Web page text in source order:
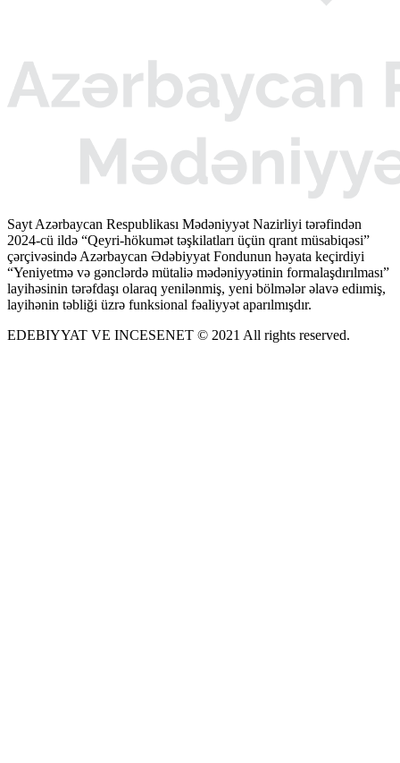
Sayt Azərbaycan Respublikası Mədəniyyət Nazirliyi tərəfindən
2024-cü ildə “Qeyri-hökumət təşkilatları üçün qrant müsabiqəsi”
çərçivəsində Azərbaycan Ədəbiyyat Fondunun həyata keçirdiyi
“Yeniyetmə və gənclərdə mütaliə mədəniyyətinin formalaşdırılması”
layihəsinin tərəfdaşı olaraq yenilənmiş, yeni bölmələr əlavə ediımiş,
layihənin təbliği üzrə funksional fəaliyyət aparılmışdır.
EDEBIYYAT VE INCESENET © 2021 All rights reserved.